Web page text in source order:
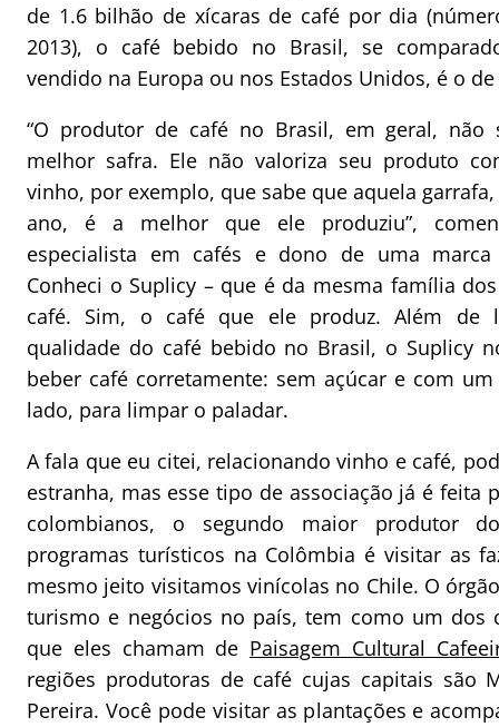
de 1.6 bilhão de xícaras de café por dia
2013), o café bebido no Brasil, se
vendido na Europa ou nos Estados Unidos, é o
“O produtor de café no Brasil, em geral,
melhor safra. Ele não valoriza seu produto
vinho, por exemplo, que sabe que aquela
ano, é a melhor que ele produziu”,
especialista em cafés e dono de uma marca
Conheci o Suplicy – que é da mesma família
café. Sim, o café que ele produz. Além de
qualidade do café bebido no Brasil, o Suplicy
beber café corretamente: sem açúcar e com
lado, para limpar o paladar.
A fala que eu citei, relacionando vinho e café,
estranha, mas esse tipo de associação já é feita
colombianos, o segundo maior produtor
programas turísticos na Colômbia é visitar as
mesmo jeito visitamos vinícolas no Chile. O
turismo e negócios no país, tem como um dos
que eles chamam de Paisagem Cultural
regiões produtoras de café cujas capitais são
Pereira. Você pode visitar as plantações e